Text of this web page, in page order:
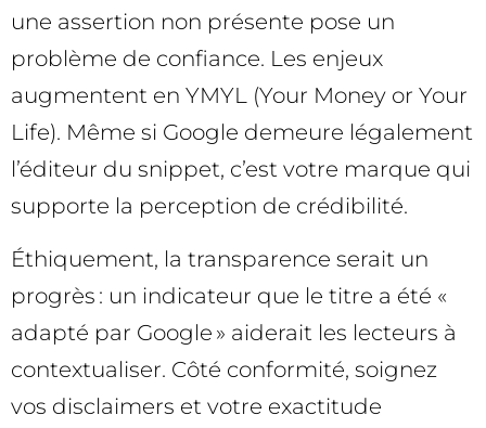
une assertion non présente pose un
problème de confiance. Les enjeux
augmentent en YMYL (Your Money or Your
Life). Même si Google demeure légalement
l’éditeur du snippet, c’est votre marque qui
supporte la perception de crédibilité.
Éthiquement, la transparence serait un
progrès : un indicateur que le titre a été «
adapté par Google » aiderait les lecteurs à
contextualiser. Côté conformité, soignez
vos disclaimers et votre exactitude